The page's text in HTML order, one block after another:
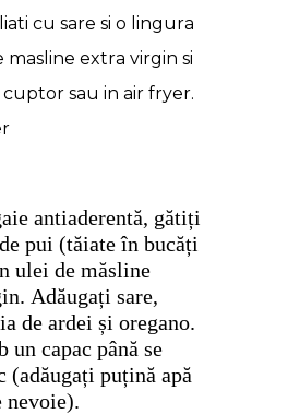
cu sare si o lingura
masline extra virgin si
sau in air fryer.
antiaderentă, gătiți
pui (tăiate în bucăți
ulei de măsline
Adăugați sare,
de ardei și oregano.
un capac până se
(adăugați puțină apă
nevoie).